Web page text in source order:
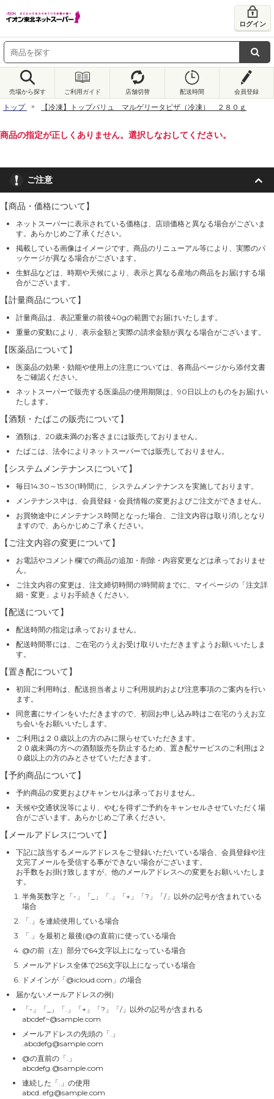
ログイン
売場から探す ご利用ガイド 店舗切替 配送時間 会員登録
トップ 【冷凍】トップバリュ マルゲリータピザ（冷凍） ２８０ｇ
商品の指定が正しくありません。選択しなおしてください。
ご注意
【商品・価格について】
ネットスーパーに表示されている価格は、店頭価格と異なる場合がございま
す。あらかじめご了承ください。
掲載している画像はイメージです。商品のリニューアル等により、実際のパ
ッケージが異なる場合がございます。
生鮮品などは、時期や天候により、表示と異なる産地の商品をお届けする場
合がございます。
【計量商品について】
計量商品は、表記重量の前後40gの範囲でお届けいたします。
重量の変動により、表示金額と実際の請求金額が異なる場合がございます。
【医薬品について】
医薬品の効果・効能や使用上の注意については、各商品ページから添付文書
をご確認ください。
ネットスーパーで販売する医薬品の使用期限は、90日以上のものをお届けい
たします。
【酒類・たばこの販売について】
酒類は、20歳未満のお客さまには販売しておりません。
たばこは、法令によりネットスーパーでは販売しておりません。
【システムメンテナンスについて】
毎日14:30～15:30(1時間)に、システムメンテナンスを実施しております。
メンテナンス中は、会員登録・会員情報の変更およびご注文ができません。
お買物途中にメンテナンス時間となった場合、ご注文内容は取り消しとなり
ますので、あらかじめご了承ください。
【ご注文内容の変更について】
お電話やコメント欄での商品の追加・削除・内容変更などは承っておりませ
ん。
ご注文内容の変更は、注文締切時間の1時間前までに、マイページの「注文詳
細・変更」よりお手続きください。
【配送について】
配送時間の指定は承っておりません。
配送時間帯には、ご在宅のうえお受け取りいただきますようお願いいたしま
す。
【置き配について】
初回ご利用時は、配送担当者よりご利用規約および注意事項のご案内を行い
ます。
同意書にサインをいただきますので、初回お申し込み時はご在宅のうえお立
ち会いをお願いいたします。
ご利用は２０歳以上の方のみに限らせていただきます。
２０歳未満の方への酒類販売を防止するため、置き配サービスのご利用は２
０歳以上の方のみとさせていただきます。
【予約商品について】
予約商品の変更およびキャンセルは承っておりません。
天候や交通状況等により、やむを得ずご予約をキャンセルさせていただく場
合がございます。あらかじめご了承ください。
【メールアドレスについて】
下記に該当するメールアドレスをご登録いただいている場合、会員登録や注
文完了メールを受信する事ができない場合がございます。
お手数をお掛け致しますが、他のメールアドレスへの変更をお願いいたしま
す。
半角英数字と「-」「_」「.」「+」「?」「/」以外の記号が含まれている
場合
「.」を連続使用している場合
「.」を最初と最後(@の直前)に使っている場合
@の前（左）部分で64文字以上になっている場合
メールアドレス全体で256文字以上になっている場合
ドメインが「@icloud.com」の場合
届かないメールアドレスの例)
「-」「_」「.」「+」「?」「/」以外の記号が含まれる
abcdef~@sample.com
メールアドレスの先頭の「.」
.abcdefg@sample.com
@の直前の「.」
abcdefg.@sample.com
連続した「.」の使用
abcd..efg@sample.com